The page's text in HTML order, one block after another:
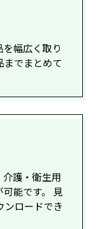
幅広く取り
までまとめて
護・衛生用
能です。 見
ンロードでき